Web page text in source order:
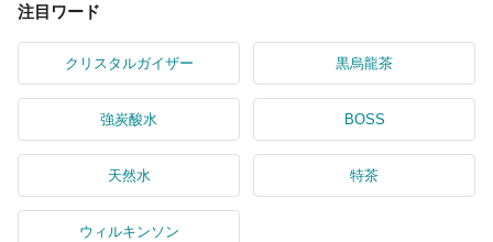
注目ワード
クリスタルガイザー 黒烏龍茶
強炭酸水 BOSS
天然水 特茶
ウィルキンソン